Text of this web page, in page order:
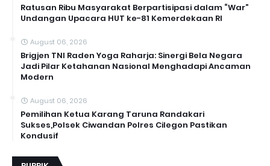
Ratusan Ribu Masyarakat Berpartisipasi dalam “War”
Undangan Upacara HUT ke-81 Kemerdekaan RI
August 06, 2026
Brigjen TNI Raden Yoga Raharja: Sinergi Bela Negara
Jadi Pilar Ketahanan Nasional Menghadapi Ancaman
Modern
August 06, 2026
Pemilihan Ketua Karang Taruna Randakari
Sukses,Polsek Ciwandan Polres Cilegon Pastikan
Kondusif